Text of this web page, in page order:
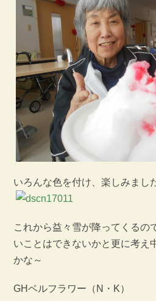
いろんな色を付け、楽しみまし
これから益々雪が降ってくるの
いことはできないかと更に考え
かな～
GHベルフラワー（N・K）